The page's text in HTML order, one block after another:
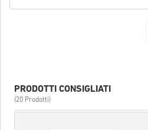
PRODOTTI CONSIGLIATI
(20 Prodotti)